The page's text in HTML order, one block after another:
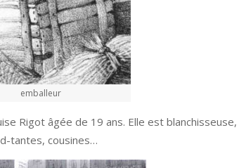
emballeur
Rigot âgée de 19 ans. Elle est blanchisseuse,
tantes, cousines…